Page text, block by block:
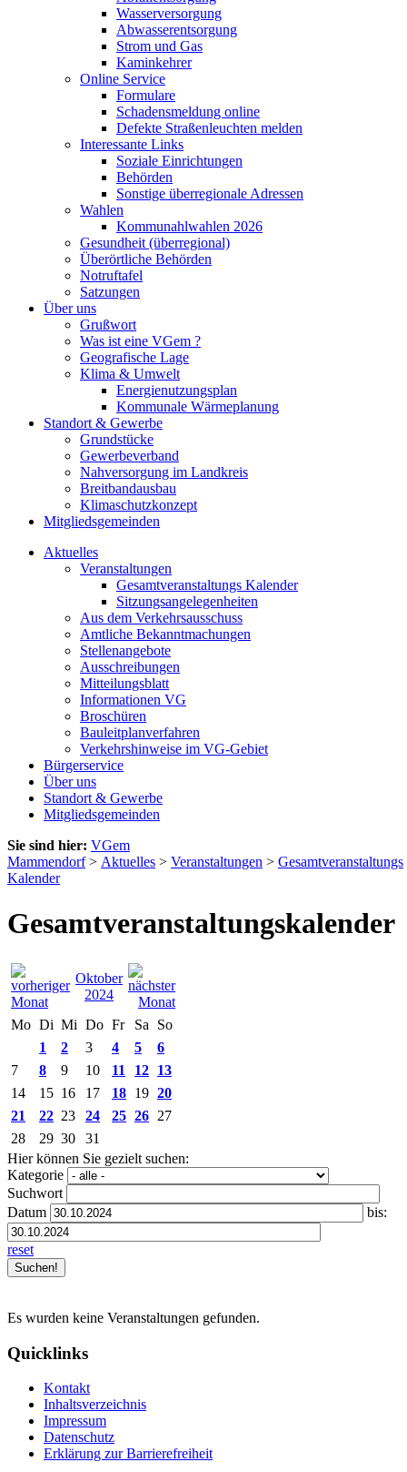
Wasserversorgung
Abwasserentsorgung
Strom und Gas
Kaminkehrer
Online Service
Formulare
Schadensmeldung online
Defekte Straßenleuchten melden
Interessante Links
Soziale Einrichtungen
Behörden
Sonstige überregionale Adressen
Wahlen
Kommunahlwahlen 2026
Gesundheit (überregional)
Überörtliche Behörden
Notruftafel
Satzungen
Über uns
Grußwort
Was ist eine VGem ?
Geografische Lage
Klima & Umwelt
Energienutzungsplan
Kommunale Wärmeplanung
Standort & Gewerbe
Grundstücke
Gewerbeverband
Nahversorgung im Landkreis
Breitbandausbau
Klimaschutzkonzept
Mitgliedsgemeinden
Aktuelles
Veranstaltungen
Gesamtveranstaltungs Kalender
Sitzungsangelegenheiten
Aus dem Verkehrsausschuss
Amtliche Bekanntmachungen
Stellenangebote
Ausschreibungen
Mitteilungsblatt
Informationen VG
Broschüren
Bauleitplanverfahren
Verkehrshinweise im VG-Gebiet
Bürgerservice
Über uns
Standort & Gewerbe
Mitgliedsgemeinden
Sie sind hier: VGem
Mammendorf> Aktuelles > Veranstaltungen > Gesamtveranstaltungs
Kalender
Gesamtveranstaltungskalender
Oktober
2024
Mo Di Mi Do Fr Sa
So
1
2 3 4 5
6
7
8 9 10 11 12 13
14
15 16 17 18 19 20
21
22 23 24 25 26 27
28
29 30
31
Hier können Sie gezielt suchen:
Kategorie
Suchwort
Datum
bis:
reset
Es wurden keine Veranstaltungen gefunden.
Quicklinks
Kontakt
Inhaltsverzeichnis
Impressum
Datenschutz
Erklärung zur Barrierefreiheit